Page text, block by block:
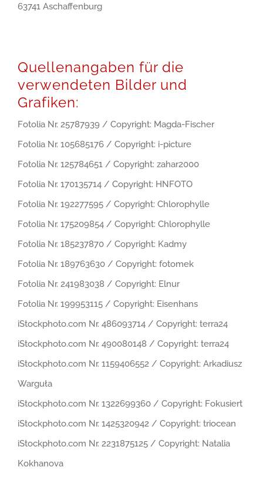
63741 Aschaffenburg
Quellenangaben für die
verwendeten Bilder und
Grafiken:
Fotolia Nr. 25787939 / Copyright: Magda-Fischer
Fotolia Nr. 105685176 / Copyright: i-picture
Fotolia Nr. 125784651 / Copyright: zahar2000
Fotolia Nr. 170135714 / Copyright: HNFOTO
Fotolia Nr. 192277595 / Copyright: Chlorophylle
Fotolia Nr. 175209854 / Copyright: Chlorophylle
Fotolia Nr. 185237870 / Copyright: Kadmy
Fotolia Nr. 189763630 / Copyright: fotomek
Fotolia Nr. 241983038 / Copyright: Elnur
Fotolia Nr. 199953115 / Copyright: Eisenhans
iStockphoto.com Nr. 486093714 / Copyright: terra24
iStockphoto.com Nr. 490080148 / Copyright: terra24
iStockphoto.com Nr. 1159406552 / Copyright: Arkadiusz
Warguła
iStockphoto.com Nr. 1322699360 / Copyright: Fokusiert
iStockphoto.com Nr. 1425320942 / Copyright: triocean
iStockphoto.com Nr. 2231875125 / Copyright: Natalia
Kokhanova